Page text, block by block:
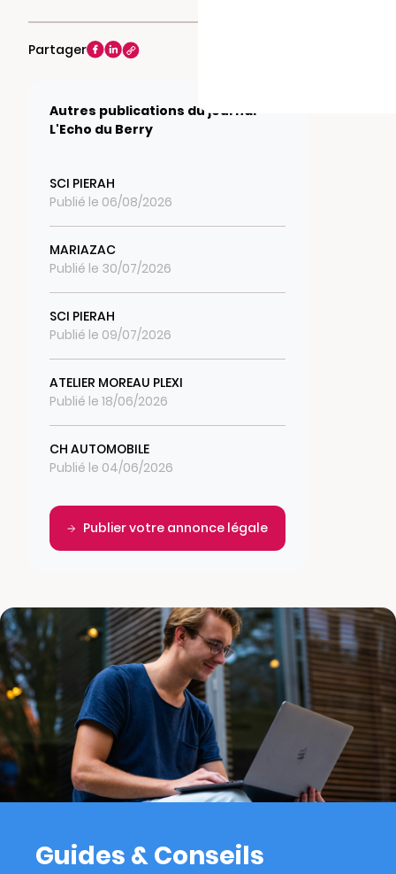
Partager
Autres publications du journal
L'Echo du Berry
SCI PIERAH
Publié le 06/08/2026
MARIAZAC
Publié le 30/07/2026
SCI PIERAH
Publié le 09/07/2026
ATELIER MOREAU PLEXI
Publié le 18/06/2026
CH AUTOMOBILE
Publié le 04/06/2026
Publier votre annonce légale
Guides & Conseils